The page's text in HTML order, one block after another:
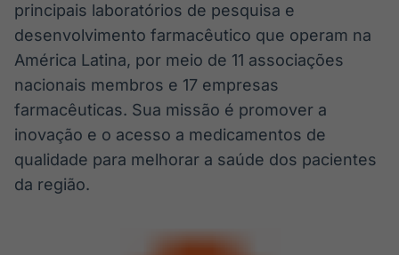
principais laboratórios de pesquisa e
desenvolvimento farmacêutico que operam na
América Latina, por meio de 11 associações
nacionais membros e 17 empresas
farmacêuticas. Sua missão é promover a
inovação e o acesso a medicamentos de
qualidade para melhorar a saúde dos pacientes
da região.